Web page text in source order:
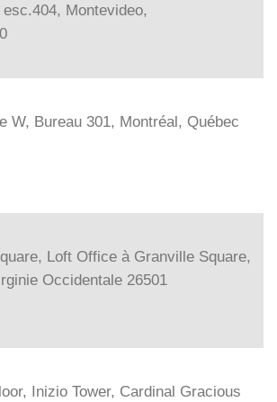
Montevideo,
W, Bureau 301, Montréal, Québec
Loft Office à Granville Square,
Occidentale 26501
Inizio Tower, Cardinal Gracious